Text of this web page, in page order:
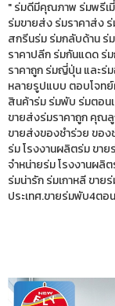
" ร่มดีมีคุณภาพ ร่มพรีเ
ร่มขายส่ง ร่มราคาส่ง
สกรีนร่ม ร่มกลับด้าน ร่
ราคาปลีก ร่มกันแดด ร่
ราคาถูก ร่มญี่ปุ่น และร่
หลายรูปแบบ ตอบโจท
สินค้าร่ม ร่มพับ ร่มตอน
ขายส่งร่มราคาถูก คุณลู
ขายส่งของชำร่วย ขอ
ร่ม โรงงานผลิตร่ม ขา
จำหน่ายร่ม โรงงานผลิ
ร่มน่ารัก ร่มเกาหลี ขา
ประเทศ.ขายร่มพับ4ต